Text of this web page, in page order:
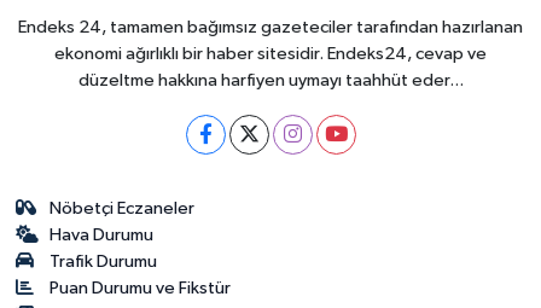
Endeks 24, tamamen bağımsız gazeteciler tarafından hazırlanan
ekonomi ağırlıklı bir haber sitesidir. Endeks24, cevap ve
düzeltme hakkına harfiyen uymayı taahhüt eder...
Nöbetçi Eczaneler
Hava Durumu
Trafik Durumu
Puan Durumu ve Fikstür